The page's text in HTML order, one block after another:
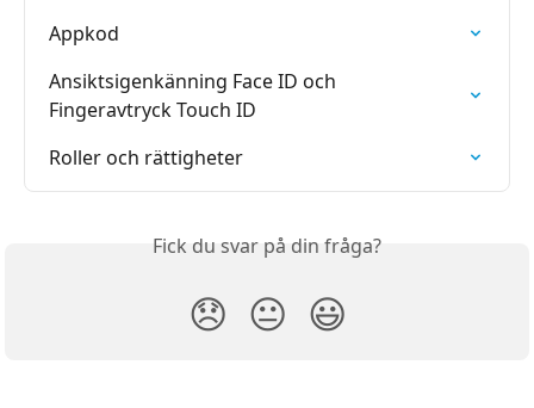
Appkod
Ansiktsigenkänning Face ID och
Fingeravtryck Touch ID
Roller och rättigheter
Fick du svar på din fråga?
😞 😐 😃